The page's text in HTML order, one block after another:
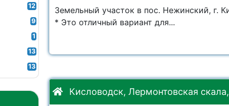
12
9
1
13
13
Земельный участок в пос. Нежинский, г.
* Это отличный вариант для...
Кисловодск, Лермонтовская